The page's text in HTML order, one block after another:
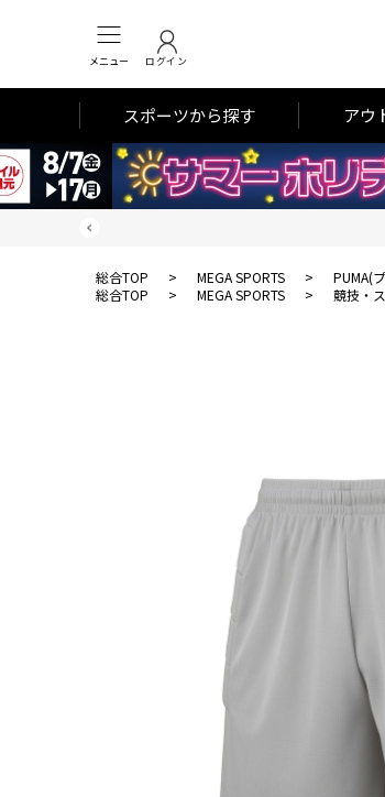
メニュー ログイン
スポーツから探す アウ
総合TOP > MEGA SPORTS > PUMA(
総合TOP
> MEGA SPORTS > 競技・